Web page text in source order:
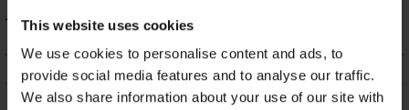
This website uses cookies
We use cookies to personalise content and ads, to
provide social media features and to analyse our traffic.
We also share information about your use of our site with
110,58 €(216,28 лв.)
ОПИСАНИЕ
ТРАНСПОРТ И ПЛАЩАНЕ